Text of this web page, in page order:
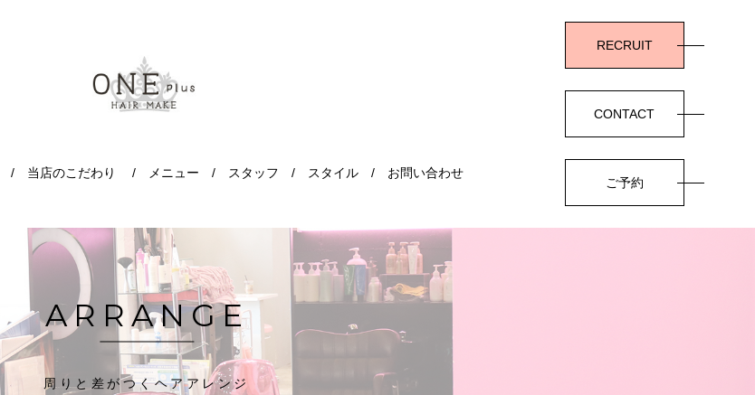
RECRUIT
CONTACT
ご予約
当店のこだわり メニュー スタッフ スタイル お問い合わせ
ARRANGE
周りと差がつくヘアアレンジ